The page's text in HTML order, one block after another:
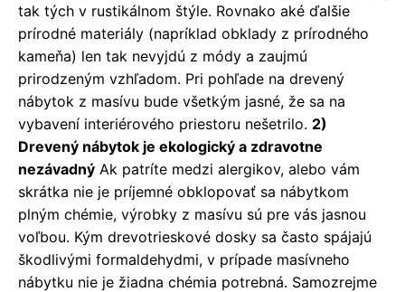
tak tých v rustikálnom štýle. Rovnako aké ďalšie
prírodné materiály (napríklad obklady z prírodného
kameňa) len tak nevyjdú z módy a zaujmú
prirodzeným vzhľadom. Pri pohľade na drevený
nábytok z masívu bude všetkým jasné, že sa na
vybavení interiérového priestoru nešetrilo. 2)
Drevený nábytok je ekologický a zdravotne
nezávadný Ak patríte medzi alergikov, alebo vám
skrátka nie je príjemné obklopovať sa nábytkom
plným chémie, výrobky z masívu sú pre vás jasnou
voľbou. Kým drevotrieskové dosky sa často spájajú
škodlivými formaldehydmi, v prípade masívneho
nábytku nie je žiadna chémia potrebná. Samozrejme